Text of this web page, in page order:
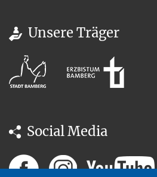
Unsere Träger
Social Media